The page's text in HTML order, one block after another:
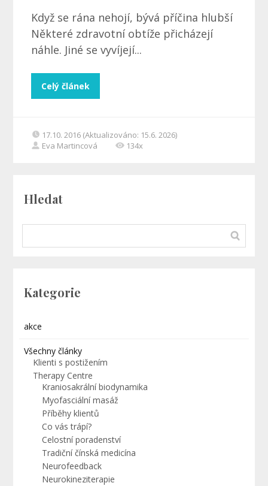
Když se rána nehojí, bývá příčina hlubší
Některé zdravotní obtíže přicházejí
náhle. Jiné se vyvíjejí...
Celý článek
17.10. 2016 (Aktualizováno: 15.6. 2026)
Eva Martincová
134x
Hledat
Kategorie
akce
Všechny články
Klienti s postižením
Therapy Centre
Kraniosakrální biodynamika
Myofasciální masáž
Příběhy klientů
Co vás trápí?
Celostní poradenství
Tradiční čínská medicína
Neurofeedback
Neurokineziterapie